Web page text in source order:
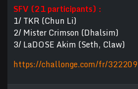
SFV (21 participants) :
1/ TKR (Chun Li)
2/ Mister Crimson (Dhalsim)
3/ LaDOSE Akim (Seth, Claw)
https://challonge.com/fr/322209